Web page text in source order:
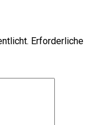
Erforderliche